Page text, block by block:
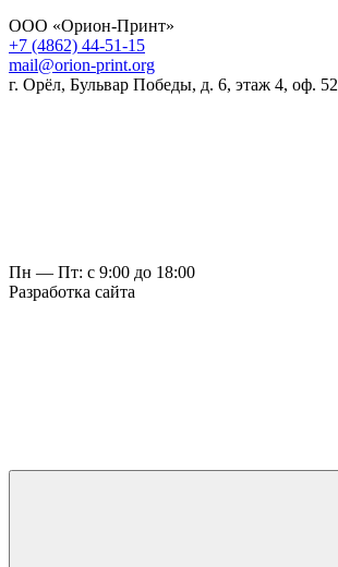
ООО «Орион-Принт»
+7 (4862) 44-51-15
mail@orion-print.org
г. Орёл, Бульвар Победы, д. 6, этаж 4, оф. 52
Пн — Пт: с 9:00 до 18:00
Разработка сайта